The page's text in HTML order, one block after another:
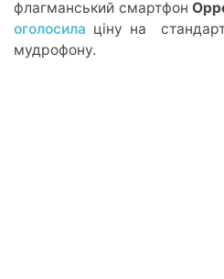
флагманський смартфон
оголосила ціну на
мудрофону.